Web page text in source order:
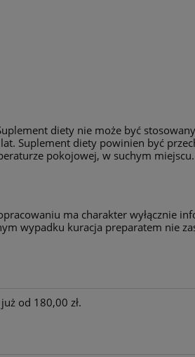
diety nie może być
Suplement diety powinien być
pokojowej, w suchym
ma charakter wyłącznie
wypadku kuracja preparatem nie
od 180,00 zł.